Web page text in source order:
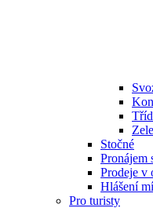
Stočné
Pronájem
Prodeje v
Hlášení
Pro turisty